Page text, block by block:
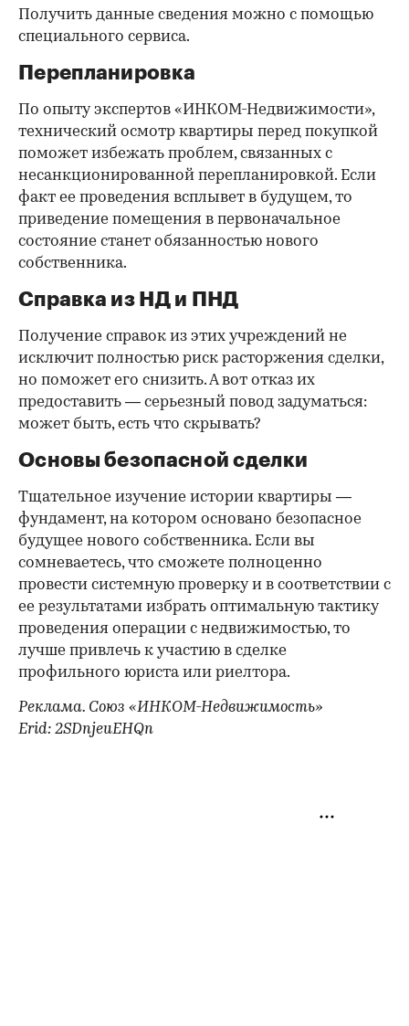
Получить данные сведения можно с помощью
специального сервиса.
Перепланировка
По опыту экспертов «ИНКОМ-Недвижимости»,
технический осмотр квартиры перед покупкой
поможет избежать проблем, связанных с
несанкционированной перепланировкой. Если
факт ее проведения всплывет в будущем, то
приведение помещения в первоначальное
состояние станет обязанностью нового
собственника.
Справка из НД и ПНД
Получение справок из этих учреждений не
исключит полностью риск расторжения сделки,
но поможет его снизить. А вот отказ их
предоставить — серьезный повод задуматься:
может быть, есть что скрывать?
Основы безопасной сделки
Тщательное изучение истории квартиры —
фундамент, на котором основано безопасное
будущее нового собственника. Если вы
сомневаетесь, что сможете полноценно
провести системную проверку и в соответствии с
ее результатами избрать оптимальную тактику
проведения операции с недвижимостью, то
лучше привлечь к участию в сделке
профильного юриста или риелтора.
Реклама. Союз «ИНКОМ-Недвижимость»
Erid: 2SDnjeuEHQn